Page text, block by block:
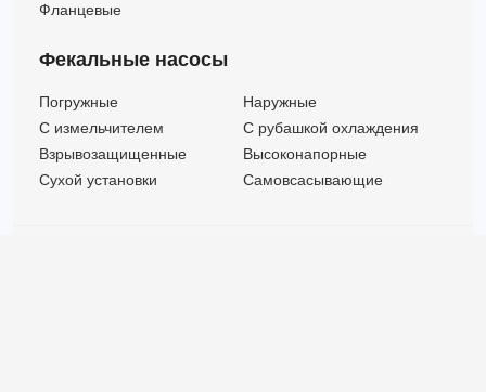
Фланцевые
Фекальные насосы
Погружные
Наружные
C измельчителем
С рубашкой охлаждения
Взрывозащищенные
Высоконапорные
Сухой установки
Самовсасывающие